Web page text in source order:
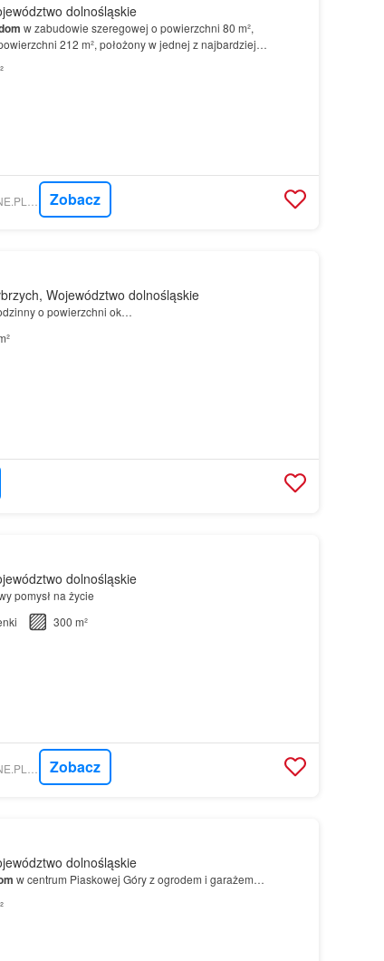
dolnośląskie
w zabudowie szeregowej o powierzchni 80 m²,
212 m², położony w jednej z najbardziej
NIERUCHOMOSCI-ONLINE.PL - GABORSKA NIERUCHOMOŚCI Zobacz
Województwo dolnośląskie
o powierzchni ok…
dolnośląskie
pomysł na życie
300 m²
NIERUCHOMOSCI-ONLINE.PL - NIERUCHOMOŚCI CENTRUM Zobacz
dolnośląskie
w centrum Piaskowej Góry z ogrodem i garażem…